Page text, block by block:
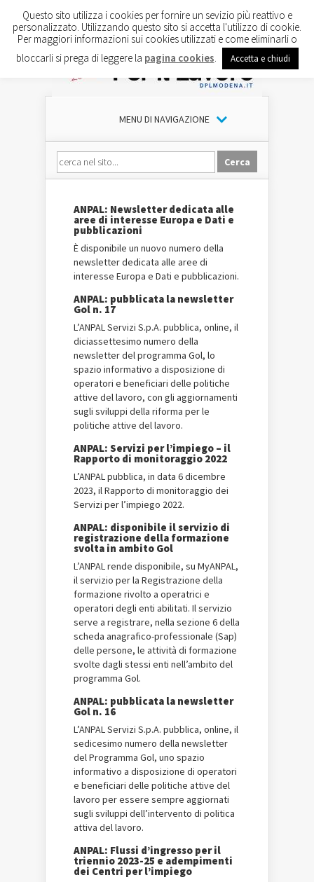
MENU DI NAVIGAZIONE
ANPAL: Newsletter dedicata alle
aree di interesse Europa e Dati e
pubblicazioni
È disponibile un nuovo numero della
newsletter dedicata alle aree di
interesse Europa e Dati e pubblicazioni.
ANPAL: pubblicata la newsletter
Gol n. 17
L’ANPAL Servizi S.p.A. pubblica, online, il
diciassettesimo numero della
newsletter del programma Gol, lo
spazio informativo a disposizione di
operatori e beneficiari delle politiche
attive del lavoro, con gli aggiornamenti
sugli sviluppi della riforma per le
politiche attive del lavoro.
ANPAL: Servizi per l’impiego – il
Rapporto di monitoraggio 2022
L’ANPAL pubblica, in data 6 dicembre
2023, il Rapporto di monitoraggio dei
Servizi per l’impiego 2022.
ANPAL: disponibile il servizio di
registrazione della formazione
svolta in ambito Gol
L’ANPAL rende disponibile, su MyANPAL,
il servizio per la Registrazione della
formazione rivolto a operatrici e
operatori degli enti abilitati. Il servizio
serve a registrare, nella sezione 6 della
scheda anagrafico-professionale (Sap)
delle persone, le attività di formazione
svolte dagli stessi enti nell’ambito del
programma Gol.
ANPAL: pubblicata la newsletter
Gol n. 16
L’ANPAL Servizi S.p.A. pubblica, online, il
sedicesimo numero della newsletter
del Programma Gol, uno spazio
informativo a disposizione di operatori
e beneficiari delle politiche attive del
lavoro per essere sempre aggiornati
sugli sviluppi dell’intervento di politica
attiva del lavoro.
ANPAL: Flussi d’ingresso per il
triennio 2023-25 e adempimenti
dei Centri per l’impiego
Questo sito utilizza i cookies per fornire un sevizio più reattivo e
personalizzato. Utilizzando questo sito si accetta l'utilizzo di cookie.
Per maggiori informazioni sui cookies utilizzati e come eliminarli o
bloccarli si prega di leggere la pagina cookies Accetta e chiudi